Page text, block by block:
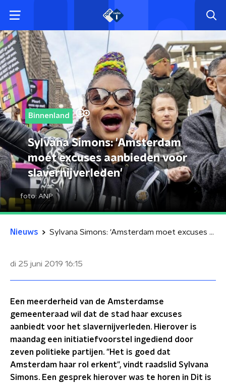
Binnenland
Sylvana Simons: 'Amsterdam
moet excuses aanbieden voor
slavernijverleden'
foto: ANP
Nieuws Sylvana Simons: 'Amsterdam moet excuses aanbieden voor slavernijverleden'
di 25 juni 2019 16:15
Een meerderheid van de Amsterdamse
gemeenteraad wil dat de stad haar excuses
aanbiedt voor het slavernijverleden. Hierover is
maandag een initiatiefvoorstel ingediend door
zeven politieke partijen. "Het is goed dat
Amsterdam haar rol erkent", vindt raadslid Sylvana
Simons. Een gesprek hierover was te horen in Dit is